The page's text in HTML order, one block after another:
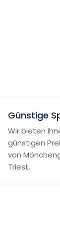
Günstige
Wir bieten
günstigen
von
Triest.